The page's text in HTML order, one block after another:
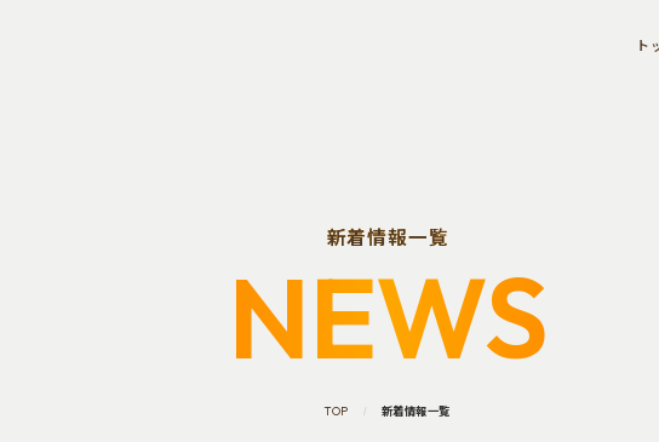
ト
新着情報一覧
NEWS
TOP 新着情報一覧